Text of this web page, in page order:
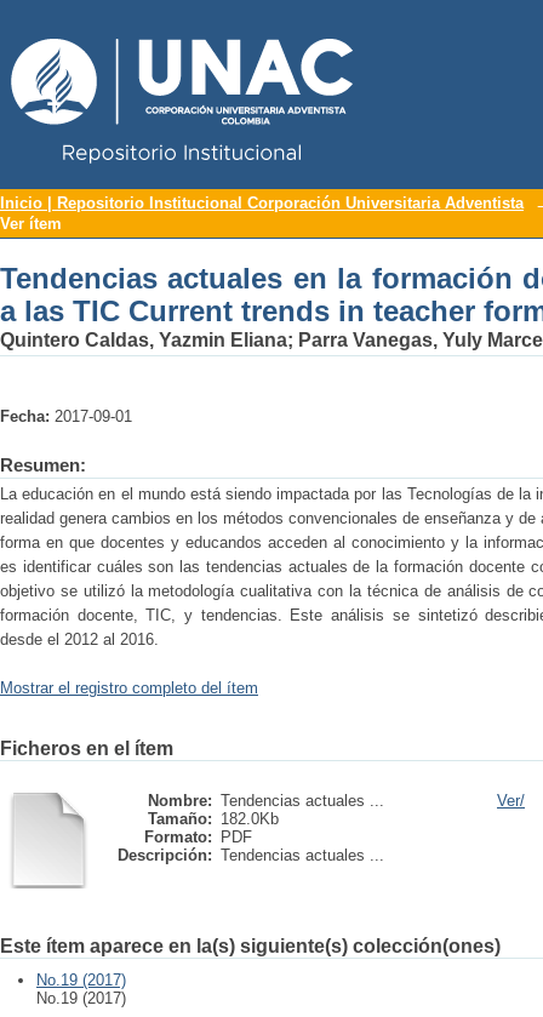
Tendencias actuales en la formación
in teacher formation related to ICT
Inicio | Repositorio Institucional Corporación Universitaria Adventista
Ver ítem
Tendencias actuales en la formación
a las TIC Current trends in teacher
Quintero Caldas, Yazmin Eliana; Parra Vanegas, Yuly
Fecha: 2017-09-01
Resumen:
La educación en el mundo está siendo impactada por las Tecnologías de la
realidad genera cambios en los métodos convencionales de enseñanza y
forma en que docentes y educandos acceden al conocimiento y la
es identificar cuáles son las tendencias actuales de la formación docente
objetivo se utilizó la metodología cualitativa con la técnica de análisis de
formación docente, TIC, y tendencias. Este análisis se sintetizó
desde el 2012 al 2016.
Mostrar el registro completo del ítem
Ficheros en el ítem
Nombre: Tendencias actuales ...
Tamaño: 182.0Kb
Formato:
PDF
Descripción: Tendencias actuales ...
Ver/
Este ítem aparece en la(s) siguiente(s) colección(ones)
No.19 (2017)
No.19 (2017)